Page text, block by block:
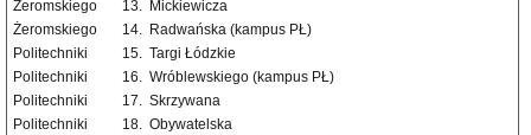
Żeromskiego
13. Mickiewicza
Żeromskiego
14. Radwańska (kampus PŁ)
Politechniki
15. Targi Łódzkie
Politechniki
16. Wróblewskiego (kampus PŁ)
Politechniki
17. Skrzywana
Politechniki
18. Obywatelska